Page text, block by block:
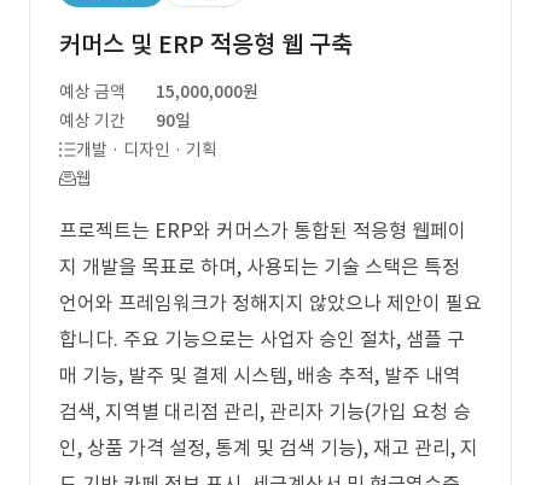
커머스 및 ERP 적응형 웹 구축
예상 금액
15,000,000원
예상 기간
90일
개발 · 디자인 · 기획
웹
프로젝트는 ERP와 커머스가 통합된 적응형 웹페이
지 개발을 목표로 하며, 사용되는 기술 스택은 특정
언어와 프레임워크가 정해지지 않았으나 제안이 필요
합니다. 주요 기능으로는 사업자 승인 절차, 샘플 구
매 기능, 발주 및 결제 시스템, 배송 추적, 발주 내역
검색, 지역별 대리점 관리, 관리자 기능(가입 요청 승
인, 상품 가격 설정, 통계 및 검색 기능), 재고 관리, 지